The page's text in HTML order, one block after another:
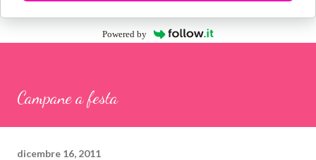
Powered by
Campane a festa
dicembre 16, 2011